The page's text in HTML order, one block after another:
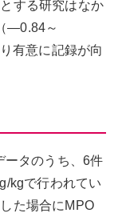
する研究はなか
―0.84～
有意に記録が向
ータのうち、6件
kgで行われてい
た場合にMPO